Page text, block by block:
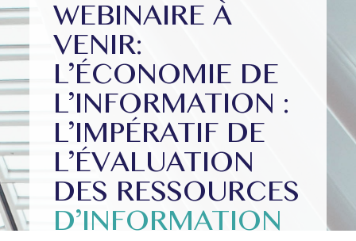
WEBINAIRE À
VENIR:
L’ÉCONOMIE DE
L’INFORMATION :
L’IMPÉRATIF DE
L’ÉVALUATION
DES RESSOURCES
D’INFORMATION